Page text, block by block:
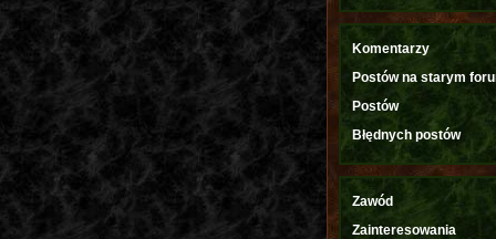
Komentarzy
Postów na starym
Postów
Błędnych postów
Zawód
Zainteresowania